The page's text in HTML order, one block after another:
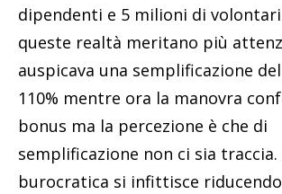
dipendenti e 5 milioni di
queste realtà meritano più
auspicava una semplificazione
110% mentre ora la manovra
bonus ma la percezione è che di
semplificazione non ci sia traccia.
burocratica si infittisce